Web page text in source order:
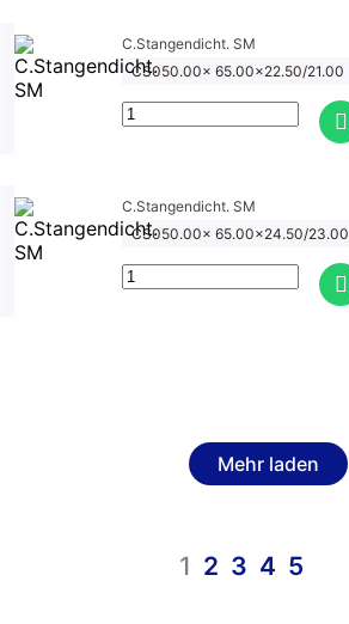
C.Stangendicht. SM
CS050.00x 65.00x22.50/21.00
C.Stangendicht. SM
CS050.00x 65.00x24.50/23.00
Mehr laden
1 2 3 4 5